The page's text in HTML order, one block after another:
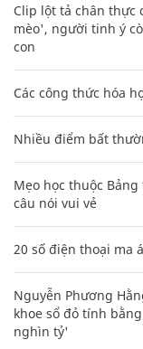
Clip lột tả chân thực
mèo', người tinh ý
con
Các công thức hóa
Nhiều điểm bất
Mẹo học thuộc
câu nói vui vẻ
20 số điện thoại ma
Nguyễn Phương
khoe sổ đỏ tính
nghìn tỷ'